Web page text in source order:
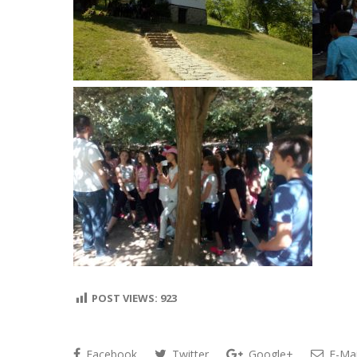
POST VIEWS: 923